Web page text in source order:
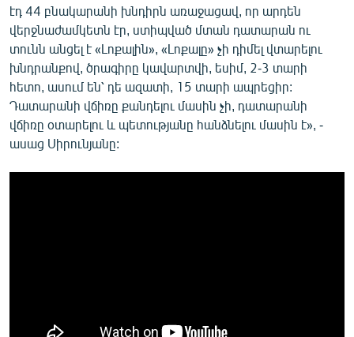
էդ 44 բնակարանի խնդիրն առաջացավ, որ արդեն
վերջնաժամկետն էր, ստիպված մտան դատարան ու
տունն անցել է «Լոքալին», «Լոքալը» չի դիմել վտարելու
խնդրանքով, ծրագիրը կավարտվի, եսիմ, 2-3 տարի
հետո, ասում են՝ դե ազատի, 15 տարի ապրեցիր:
Դատարանի վճիռը քանդելու մասին չի, դատարանի
վճիռը օտարելու և պետությանը հանձնելու մասին է», -
ասաց Սիրունյանը: